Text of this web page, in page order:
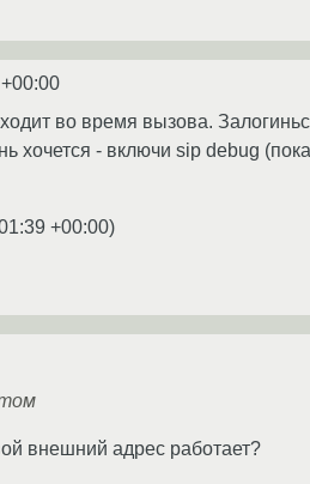
во время вызова.
хочется - включи sip debug
+00:00)
внешний адрес работает?